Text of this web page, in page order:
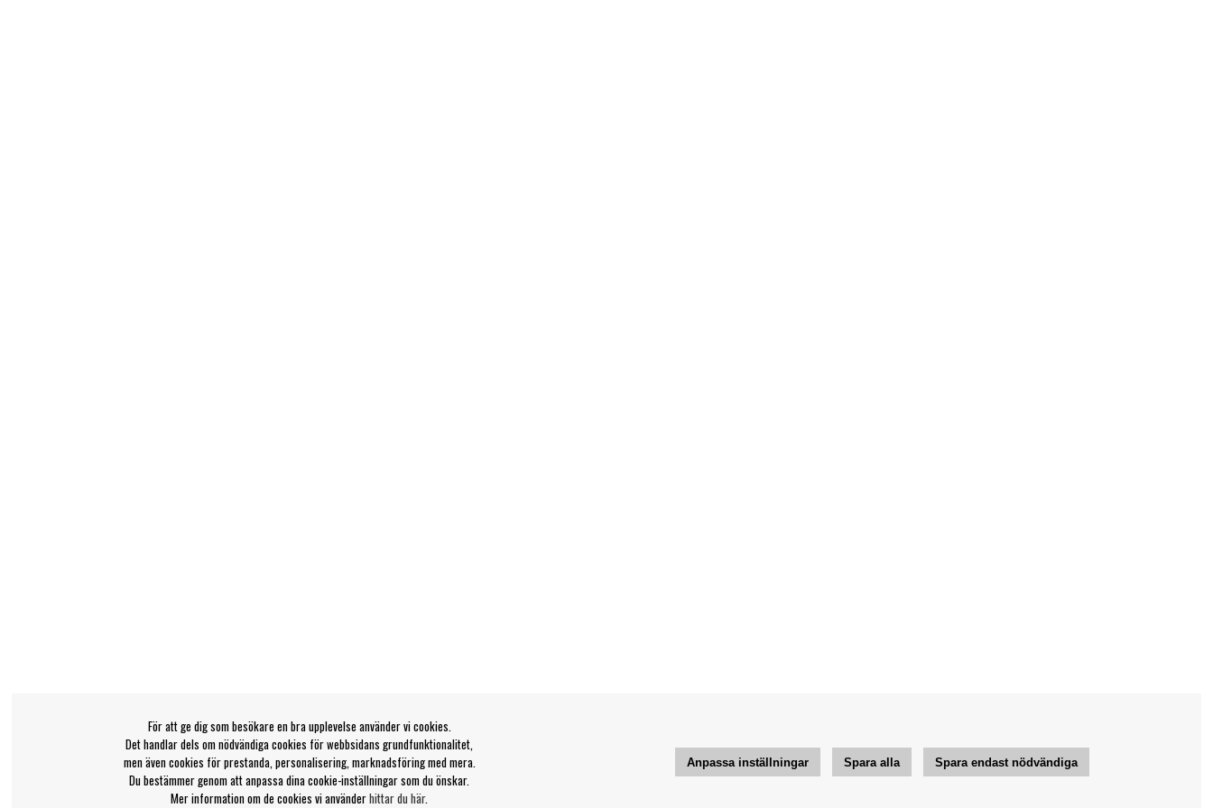
För att ge dig som besökare en bra upplevelse använder vi cookies.
Det handlar dels om nödvändiga cookies för webbsidans grundfunktionalitet,
men även cookies för prestanda, personalisering, marknadsföring med mera.
Du bestämmer genom att anpassa dina cookie-inställningar som du önskar.
Mer information om de cookies vi använderhittar du här.
Anpassa inställningar Spara alla Spara endast nödvändiga